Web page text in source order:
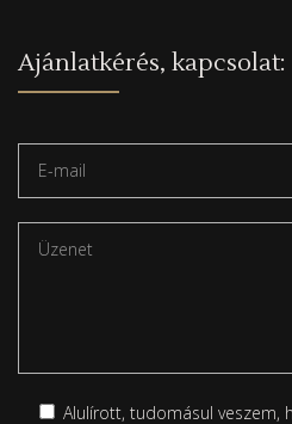
Ajánlatkérés, kapcsolat:
Alulírott, tudomásul veszem,